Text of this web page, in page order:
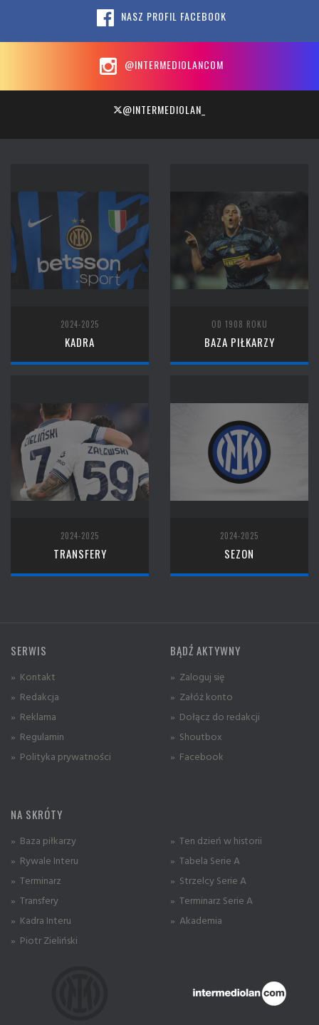
NASZ PROFIL FACEBOOK
@INTERMEDIOLANCOM
@INTERMEDIOLAN_
2024-2025
KADRA
OD 1908 ROKU
BAZA PIŁKARZY
2024-2025
TRANSFERY
2024-2025
SEZON
SERWIS
» Kontakt
» Redakcja
» Reklama
» Regulamin
» Polityka prywatności
BĄDŹ AKTYWNY
» Zaloguj się
» Załóż konto
» Dołącz do redakcji
» Shoutbox
» Facebook
NA SKRÓTY
» Baza piłkarzy
» Rywale Interu
» Terminarz
» Transfery
» Kadra Interu
» Piotr Zieliński
» Ten dzień w historii
» Tabela Serie A
» Strzelcy Serie A
» Terminarz Serie A
» Akademia